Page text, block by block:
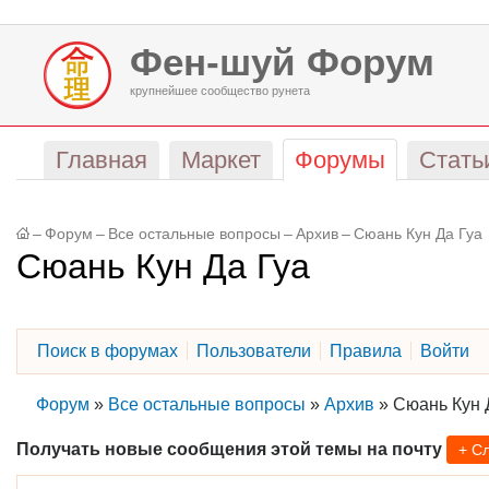
Фен-шуй Форум
крупнейшее сообщество рунета
Главная Маркет Форумы
– Форум – Все остальные вопросы – Архив – Сюань Кун Да Гуа
Сюань Кун Да Гуа
Поиск в форумах Пользователи Правила Войти
Форум » Все остальные вопросы » Архив » Сюань Кун
Получать новые сообщения этой темы на почту +